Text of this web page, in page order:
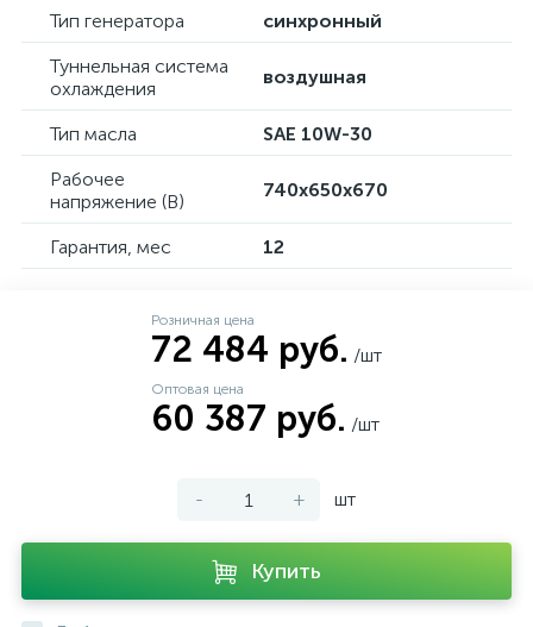
Тип генератора
синхронный
Туннельная система
охлаждения
воздушная
Тип масла
SAE 10W-30
Рабочее
напряжение (В)
740х650х670
Гарантия, мес 12
Розничная цена
72 484 руб. /шт
Оптовая цена
60 387 руб. /шт
- + шт
Купить